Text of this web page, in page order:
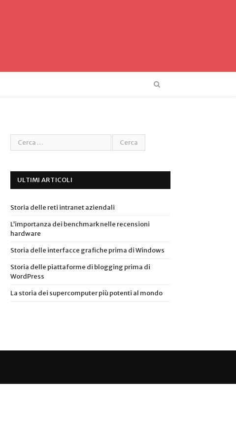
ULTIMI ARTICOLI
Storia delle reti intranet aziendali
L’importanza dei benchmark nelle recensioni
hardware
Storia delle interfacce grafiche prima di Windows
Storia delle piattaforme di blogging prima di
WordPress
La storia dei supercomputer più potenti al mondo